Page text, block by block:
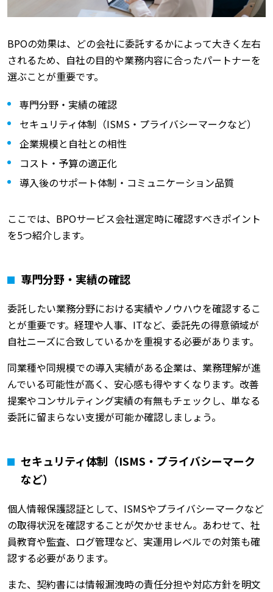
BPOの効果は、どの会社に委託するかによって大きく左右
されるため、自社の目的や業務内容に合ったパートナーを
選ぶことが重要です。
専門分野・実績の確認
セキュリティ体制（ISMS・プライバシーマークなど）
企業規模と自社との相性
コスト・予算の適正化
導入後のサポート体制・コミュニケーション品質
ここでは、BPOサービス会社選定時に確認すべきポイント
を5つ紹介します。
専門分野・実績の確認
委託したい業務分野における実績やノウハウを確認するこ
とが重要です。経理や人事、ITなど、委託先の得意領域が
自社ニーズに合致しているかを重視する必要があります。
同業種や同規模での導入実績がある企業は、業務理解が進
んでいる可能性が高く、安心感も得やすくなります。改善
提案やコンサルティング実績の有無もチェックし、単なる
委託に留まらない支援が可能か確認しましょう。
セキュリティ体制（ISMS・プライバシーマーク
など）
個人情報保護認証として、ISMSやプライバシーマークなど
の取得状況を確認することが欠かせません。あわせて、社
員教育や監査、ログ管理など、実運用レベルでの対策も確
認する必要があります。
また、契約書には情報漏洩時の責任分担や対応方針を明文